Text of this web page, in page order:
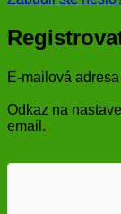
E-mailová adresa
Odkaz na
email.